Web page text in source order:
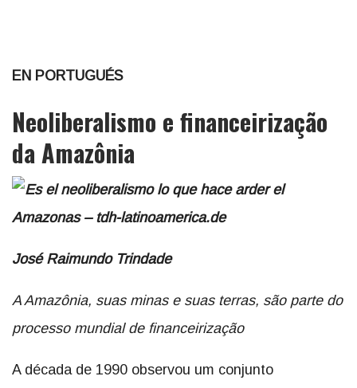
EN PORTUGUÉS
Neoliberalismo e financeirização
da Amazônia
José Raimundo Trindade
A Amazônia, suas minas e suas terras, são parte do
processo mundial de financeirização
A década de 1990 observou um conjunto